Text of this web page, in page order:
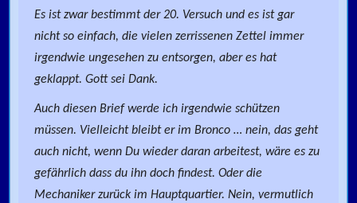
Es ist zwar bestimmt der 20. Versuch und es ist gar
nicht so einfach, die vielen zerrissenen Zettel immer
irgendwie ungesehen zu entsorgen, aber es hat
geklappt. Gott sei Dank.
Auch diesen Brief werde ich irgendwie schützen
müssen. Vielleicht bleibt er im Bronco … nein, das geht
auch nicht, wenn Du wieder daran arbeitest, wäre es zu
gefährlich dass du ihn doch findest. Oder die
Mechaniker zurück im Hauptquartier. Nein, vermutlich